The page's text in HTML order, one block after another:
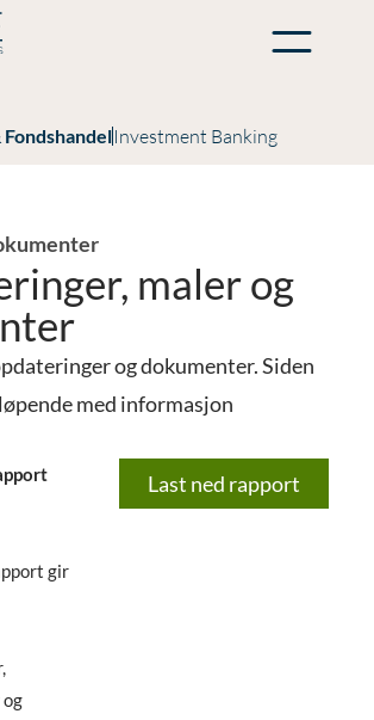
Investment Banking
maler og
og dokumenter. Siden
med informasjon
gir
Last ned rapport